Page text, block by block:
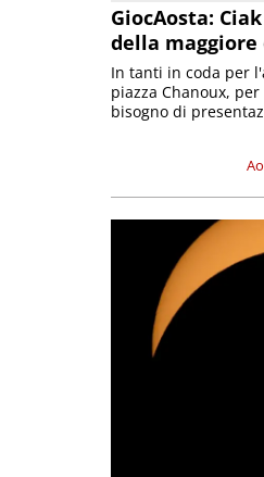
GiocAosta:
della
In tanti in coda per
piazza Chanoux,
bisogno di